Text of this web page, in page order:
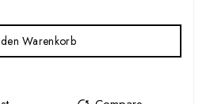
Warenkorb